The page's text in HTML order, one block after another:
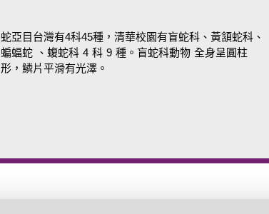
蛇亞目台灣有4科45種，清華校園有盲蛇科、黃頷蛇科、
蝙蝠蛇 、蝮蛇科 4 科 9 種。盲蛇科動物 全身呈圓柱
形，鱗片平滑有光澤。